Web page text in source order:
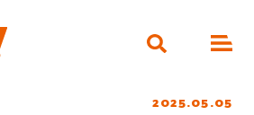
2025.05.05